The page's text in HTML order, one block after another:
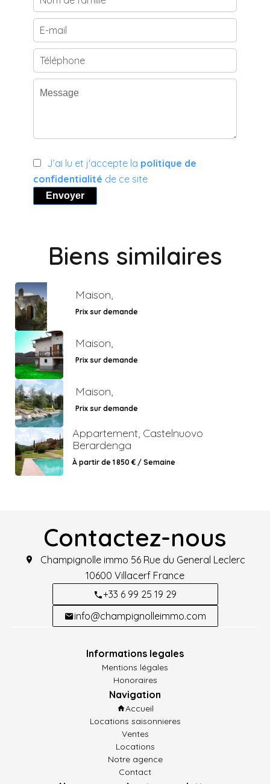
J’ai lu et j'accepte la politique de
confidentialité de ce site
Envoyer
Biens similaires
Maison,
Prix sur demande
Maison,
Prix sur demande
Maison,
Prix sur demande
Appartement, Castelnuovo
Berardenga
À partir de 1 850 € / Semaine
Contactez-nous
Champignolle immo 56 Rue du General Leclerc
10600 Villacerf France
+33 6 99 25 19 29
info@champignolleimmo.com
Informations legales
Mentions légales
Honoraires
Navigation
Accueil
Locations saisonnieres
Ventes
Locations
Notre agence
Contact